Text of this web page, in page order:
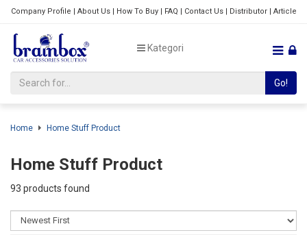
Company Profile | About Us| How To Buy| FAQ | Contact Us| Distributor| Article
Kategori
Go!
Home Home Stuff Product
Home Stuff Product
93 products found